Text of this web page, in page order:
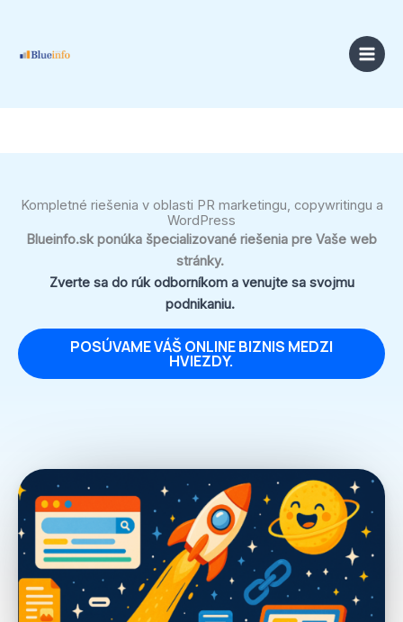
obsah
Kompletné riešenia v oblasti PR marketingu, copywritingu a
WordPress
Blueinfo.sk ponúka špecializované riešenia pre Vaše web
stránky.
Zverte sa do rúk odborníkom a venujte sa svojmu
podnikaniu.
POSÚVAME VÁŠ ONLINE BIZNIS MEDZI
HVIEZDY.